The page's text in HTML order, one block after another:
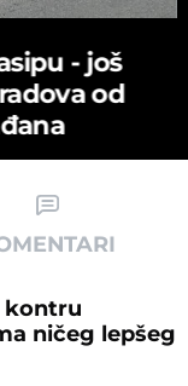
- јoš
od
kontru
ničeg lepšeg